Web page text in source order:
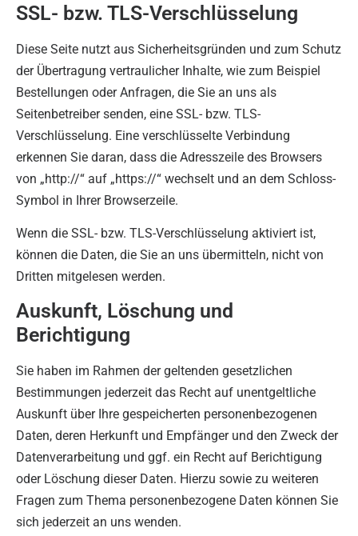
SSL- bzw. TLS-Verschlüsselung
Diese Seite nutzt aus Sicherheitsgründen und zum Schutz
der Übertragung vertraulicher Inhalte, wie zum Beispiel
Bestellungen oder Anfragen, die Sie an uns als
Seitenbetreiber senden, eine SSL- bzw. TLS-
Verschlüsselung. Eine verschlüsselte Verbindung
erkennen Sie daran, dass die Adresszeile des Browsers
von „http://“ auf „https://“ wechselt und an dem Schloss-
Symbol in Ihrer Browserzeile.
Wenn die SSL- bzw. TLS-Verschlüsselung aktiviert ist,
können die Daten, die Sie an uns übermitteln, nicht von
Dritten mitgelesen werden.
Auskunft, Löschung und
Berichtigung
Sie haben im Rahmen der geltenden gesetzlichen
Bestimmungen jederzeit das Recht auf unentgeltliche
Auskunft über Ihre gespeicherten personenbezogenen
Daten, deren Herkunft und Empfänger und den Zweck der
Datenverarbeitung und ggf. ein Recht auf Berichtigung
oder Löschung dieser Daten. Hierzu sowie zu weiteren
Fragen zum Thema personenbezogene Daten können Sie
sich jederzeit an uns wenden.